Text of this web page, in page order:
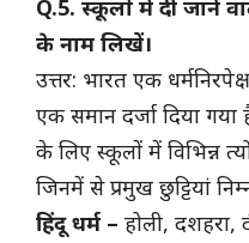
Q.5. स्कूलों में दी जाने
के नाम लिखें।
उत्तर: भारत एक
एक समान दर्जा दिया गया
के लिए स्कूलों में विभिन्न
जिनमें से प्रमुख छुट्टियां
हिंदू धर्म – होली, दशहरा,